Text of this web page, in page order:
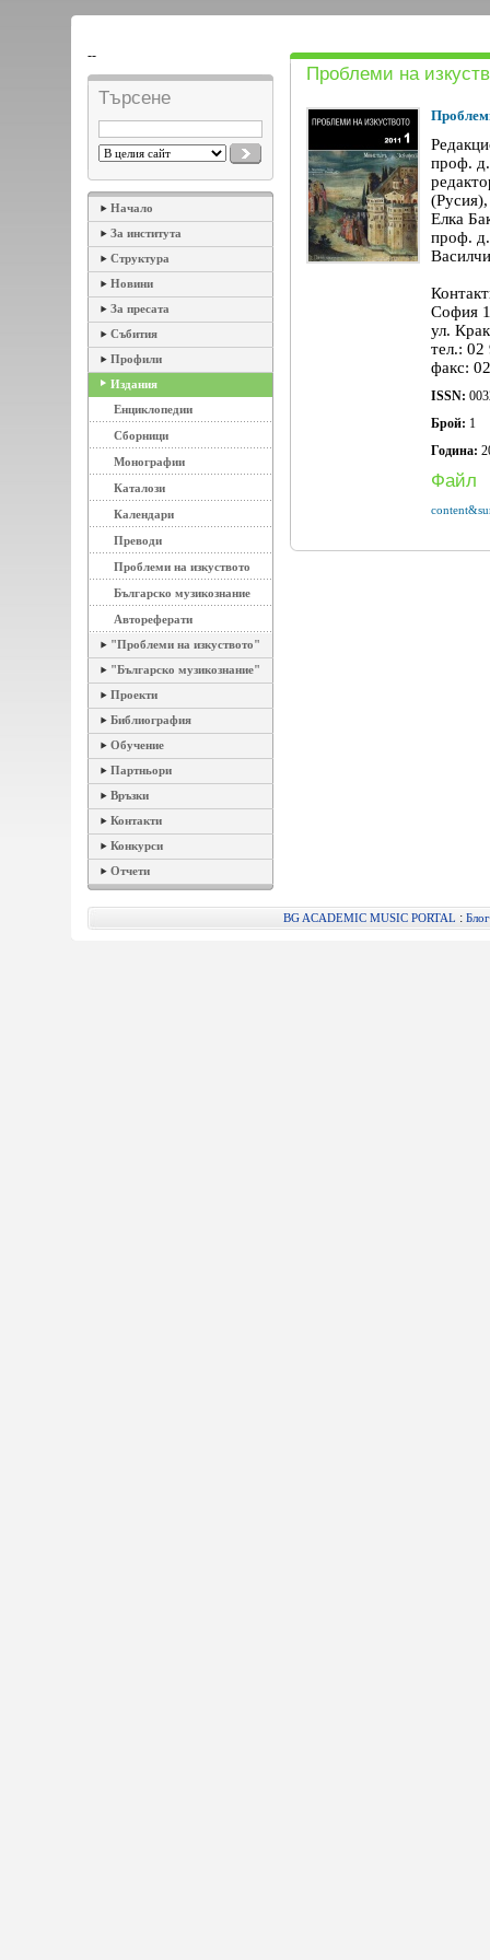
--
Търсене
Начало
За института
Структура
Новини
За пресата
Събития
Профили
Издания
Енциклопедии
Сборници
Монографии
Каталози
Календари
Преводи
Проблеми на изкуството
Българско музикознание
Автореферати
"Проблеми на изкуството"
"Българско музикознание"
Проекти
Библиография
Обучение
Партньори
Връзки
Контакти
Конкурси
Отчети
Проблеми на
проф.
Елка
проф.
София
ул.
тел.:
факс:
ISSN:
Брой: 1
Година:
Файл
BG ACADEMIC MUSIC PORTAL : Блог